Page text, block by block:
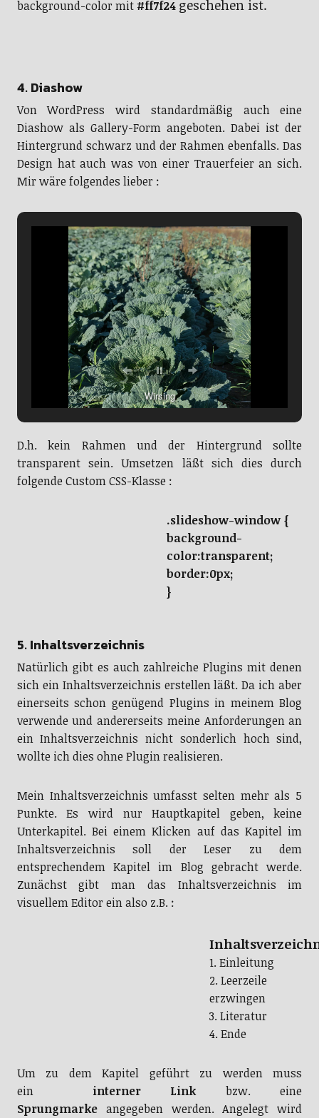
background-color mit #ff7f24 geschehen ist.
4. Diashow
Von WordPress wird standardmäßig auch eine
Diashow als Gallery-Form angeboten. Dabei ist der
Hintergrund schwarz und der Rahmen ebenfalls. Das
Design hat auch was von einer Trauerfeier an sich.
Mir wäre folgendes lieber :
Wirsing
D.h. kein Rahmen und der Hintergrund sollte
transparent sein. Umsetzen läßt sich dies durch
folgende Custom CSS-Klasse :
.slideshow-window {
background-
color:transparent;
border:0px;
}
5. Inhaltsverzeichnis
Natürlich gibt es auch zahlreiche Plugins mit denen
sich ein Inhaltsverzeichnis erstellen läßt. Da ich aber
einerseits schon genügend Plugins in meinem Blog
verwende und andererseits meine Anforderungen an
ein Inhaltsverzeichnis nicht sonderlich hoch sind,
wollte ich dies ohne Plugin realisieren.
Mein Inhaltsverzeichnis umfasst selten mehr als 5
Punkte. Es wird nur Hauptkapitel geben, keine
Unterkapitel. Bei einem Klicken auf das Kapitel im
Inhaltsverzeichnis soll der Leser zu dem
entsprechendem Kapitel im Blog gebracht werde.
Zunächst gibt man das Inhaltsverzeichnis im
visuellem Editor ein also z.B. :
1. Einleitung
2. Leerzeile
erzwingen
3. Literatur
4. Ende
Um zu dem Kapitel geführt zu werden muss
ein interner Linkbzw. eine
Sprungmarkeangegeben werden. Angelegt wird